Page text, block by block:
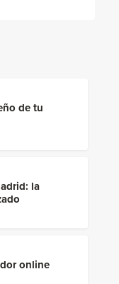
de tu
la
online